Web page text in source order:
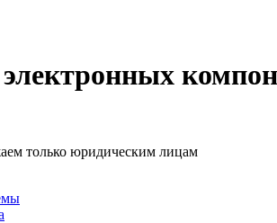
только юридическим лицам